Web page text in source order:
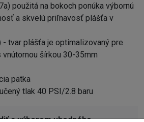
použitá na bokoch ponúka výbornú
a skvelú priľnavosť plášťa v
- tvar plášťa je optimalizovaný pre
šírkou 30-35mm
pätka
tlak 40 PSI/2.8 baru
s výberom vhodného